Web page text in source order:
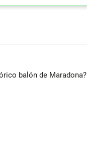
balón de Maradona?